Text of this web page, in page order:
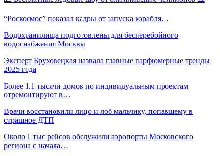
“Роскосмос” показал кадры от запуска корабля…
Водохранилища подготовлены для бесперебойного
водоснабжения Москвы
Эксперт Бруховецкая назвала главные парфюмерные тренды
2025 года
Более 1,1 тысячи домов по индивидуальным проектам
отремонтируют в…
Врачи восстановили лицо и лоб мальчику, попавшему в
страшное ДТП
Около 1 тыс рейсов обслужили аэропорты Московского
региона с начала…